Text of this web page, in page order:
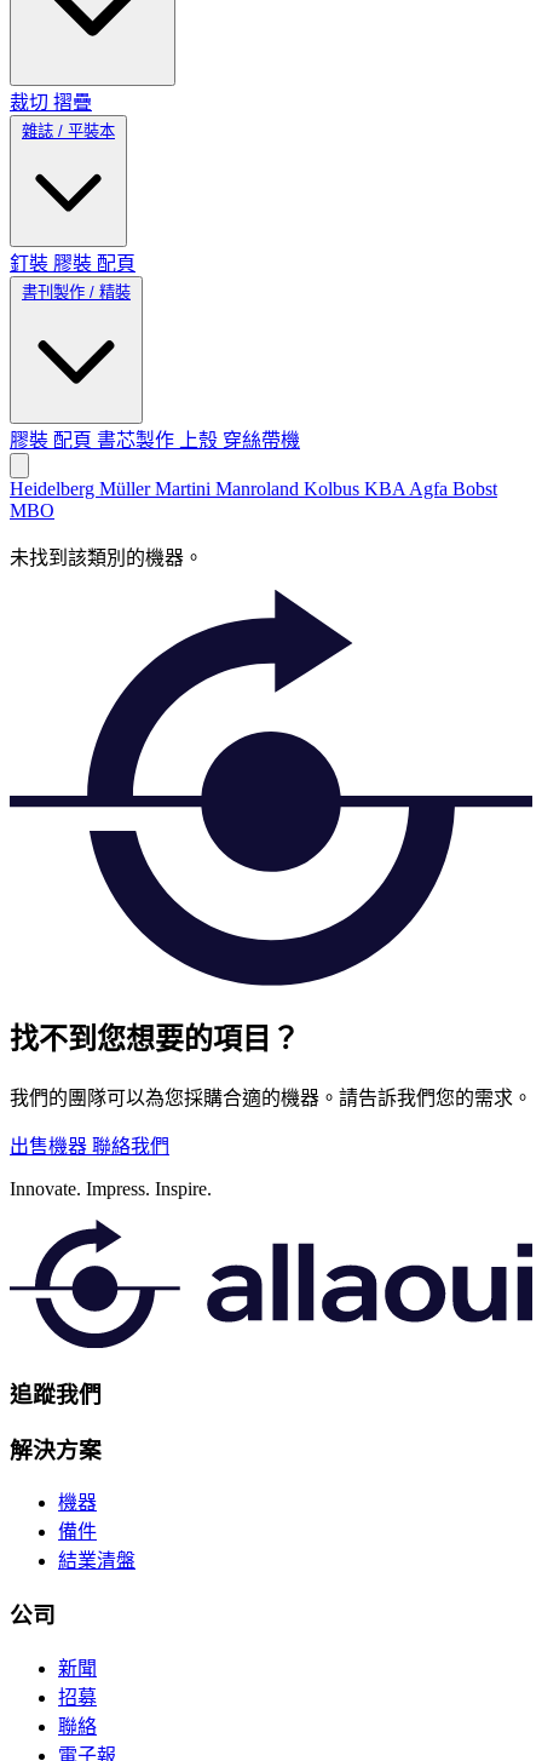
裁切 摺疊
雜誌 / 平裝本
釘裝 膠裝 配頁
書刊製作 / 精裝
膠裝 配頁 書芯製作 上殼 穿絲帶機
Heidelberg Müller Martini Manroland Kolbus KBA Agfa Bobst
MBO
未找到該類別的機器。
找不到您想要的項目？
我們的團隊可以為您採購合適的機器。請告訴我們您的需求。
出售機器 聯絡我們
Innovate. Impress. Inspire.
追蹤我們
解決方案
機器
備件
結業清盤
公司
新聞
招募
聯絡
電子報